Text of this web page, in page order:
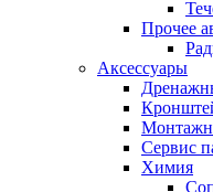
Прочее
Аксессуары
Сервис
Химия